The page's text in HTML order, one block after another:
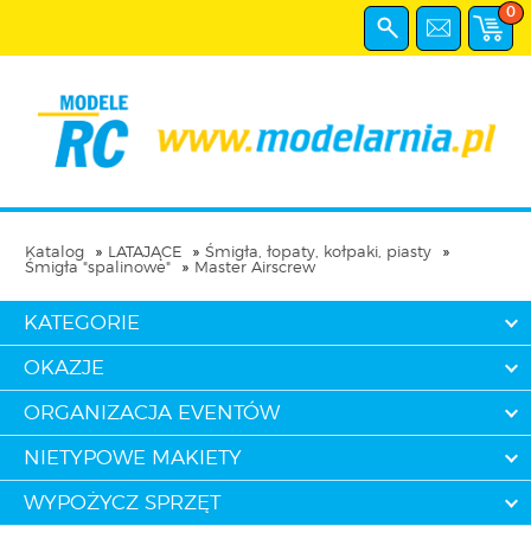
0
Katalog LATAJĄCE
Śmigła, łopaty, kołpaki, piasty
Śmigła "spalinowe"
Master Airscrew
KATEGORIE
OKAZJE
ORGANIZACJA EVENTÓW
NIETYPOWE MAKIETY
WYPOŻYCZ SPRZĘT